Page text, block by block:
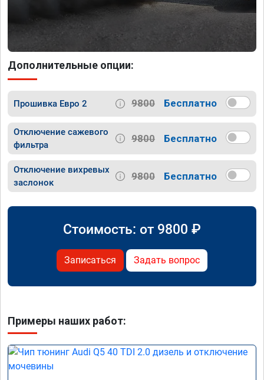
Дополнительные опции:
Прошивка Евро 2 9800 Бесплатно
Отключение сажевого
фильтра
9800 Бесплатно
Отключение вихревых
заслонок
9800 Бесплатно
Стоимость: от 9800 ₽
Записаться Задать вопрос
Примеры наших работ: